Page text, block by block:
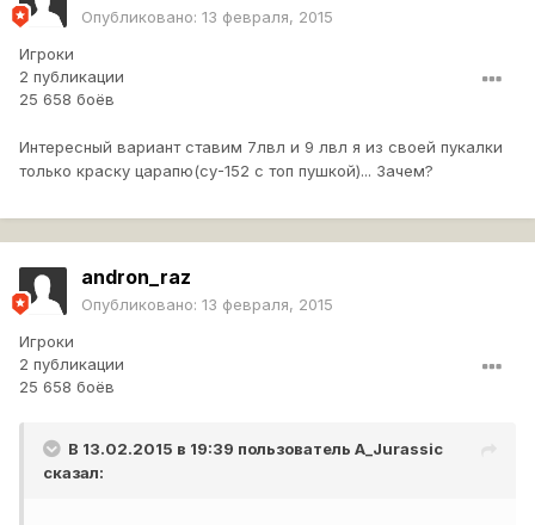
Опубликовано: 13 февраля, 2015
Игроки
2 публикации
25 658 боёв
Интересный вариант ставим 7лвл и 9 лвл я из своей пукалки
только краску царапю(су-152 с топ пушкой)... Зачем?
andron_raz
Опубликовано: 13 февраля, 2015
Игроки
2 публикации
25 658 боёв
В 13.02.2015 в 19:39 пользователь A_Jurassic
сказал: